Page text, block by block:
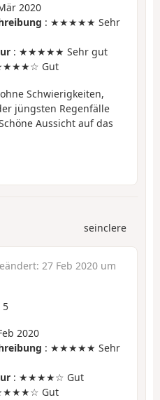
2020
: ★★★★★ Sehr
: ★★★★★ Sehr gut
Gut
Schwierigkeiten,
jüngsten Regenfälle
Aussicht auf das
seinclere
27 Feb 2020 um
5
2020
: ★★★★★ Sehr
: ★★★★☆ Gut
Gut